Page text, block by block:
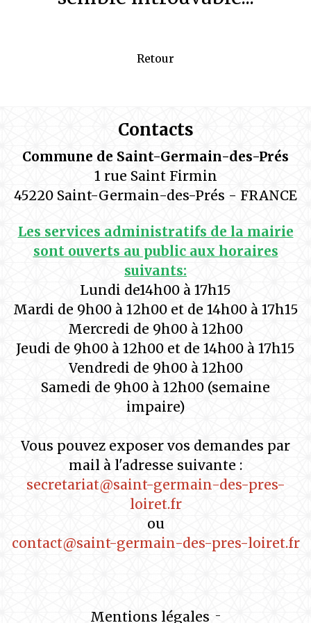
Retour
Contacts
Commune de Saint-Germain-des-Prés
1 rue Saint Firmin
45220 Saint-Germain-des-Prés - FRANCE
Les services administratifs de la mairie
sont ouverts au public aux horaires
suivants:
Lundi de14h00 à 17h15
Mardi de 9h00 à 12h00 et de 14h00 à 17h15
Mercredi de 9h00 à 12h00
Jeudi de 9h00 à 12h00 et de 14h00 à 17h15
Vendredi de 9h00 à 12h00
Samedi de 9h00 à 12h00 (semaine
impaire)
Vous pouvez exposer vos demandes par
mail à l'adresse suivante :
secretariat@saint-germain-des-pres-
loiret.fr
ou
contact@saint-germain-des-pres-loiret.fr
Mentions légales -